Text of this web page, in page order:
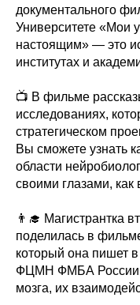
документального
Университете «Мои
настоящим» — это
институтах и
📺 В фильме
исследованиях,
стратегическом
Вы сможете узнать
области
своими глазами, как
👨‍🎓 Магистрантка
поделилась в
который она пишет
ФЦМН ФМБА России.
мозга, их